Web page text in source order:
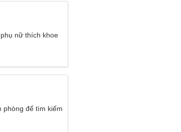
nữ thích khoe
phòng để tìm kiếm